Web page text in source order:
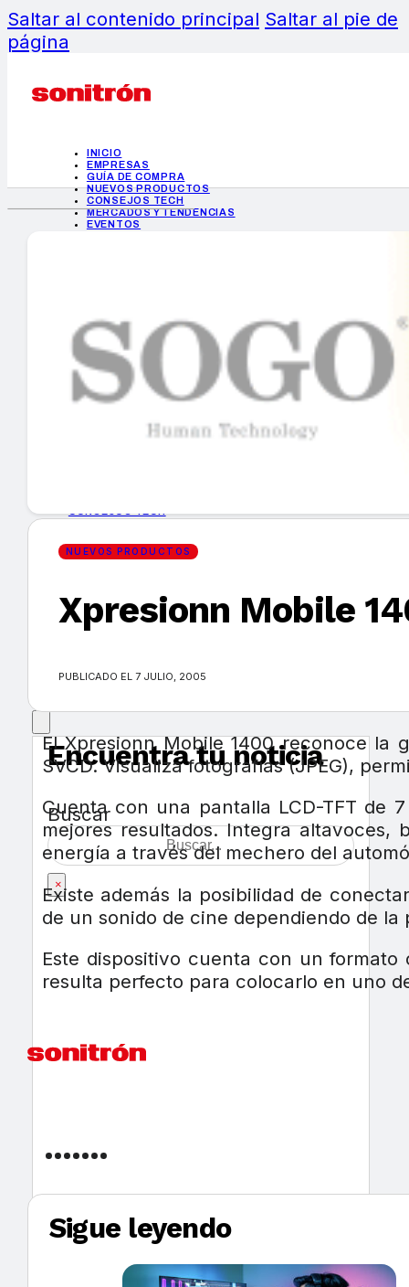
Saltar al contenido principal Saltar al pie de
página
INICIO
EMPRESAS
GUÍA DE COMPRA
NUEVOS PRODUCTOS
CONSEJOS TECH
MERCADOS Y TENDENCIAS
EVENTOS
INICIO
EMPRESAS
GUÍA DE COMPRA
MERCADOS Y TENDENCIAS
Encuentra tu noticia
Buscar
×
NUEVOS PRODUCTOS
Xpresionn Mobile
PUBLICADO EL 7 JULIO, 2005
El Xpresionn Mobile 1400 reconoce la
SVCD. Visualiza fotografías (JPEG),
Cuenta con una pantalla LCD-TFT de
mejores resultados. Integra
energía a través del mechero del
Existe además la posibilidad de
de un sonido de cine dependiendo de
Este dispositivo cuenta con un
resulta perfecto para colocarlo en uno
Sigue leyendo